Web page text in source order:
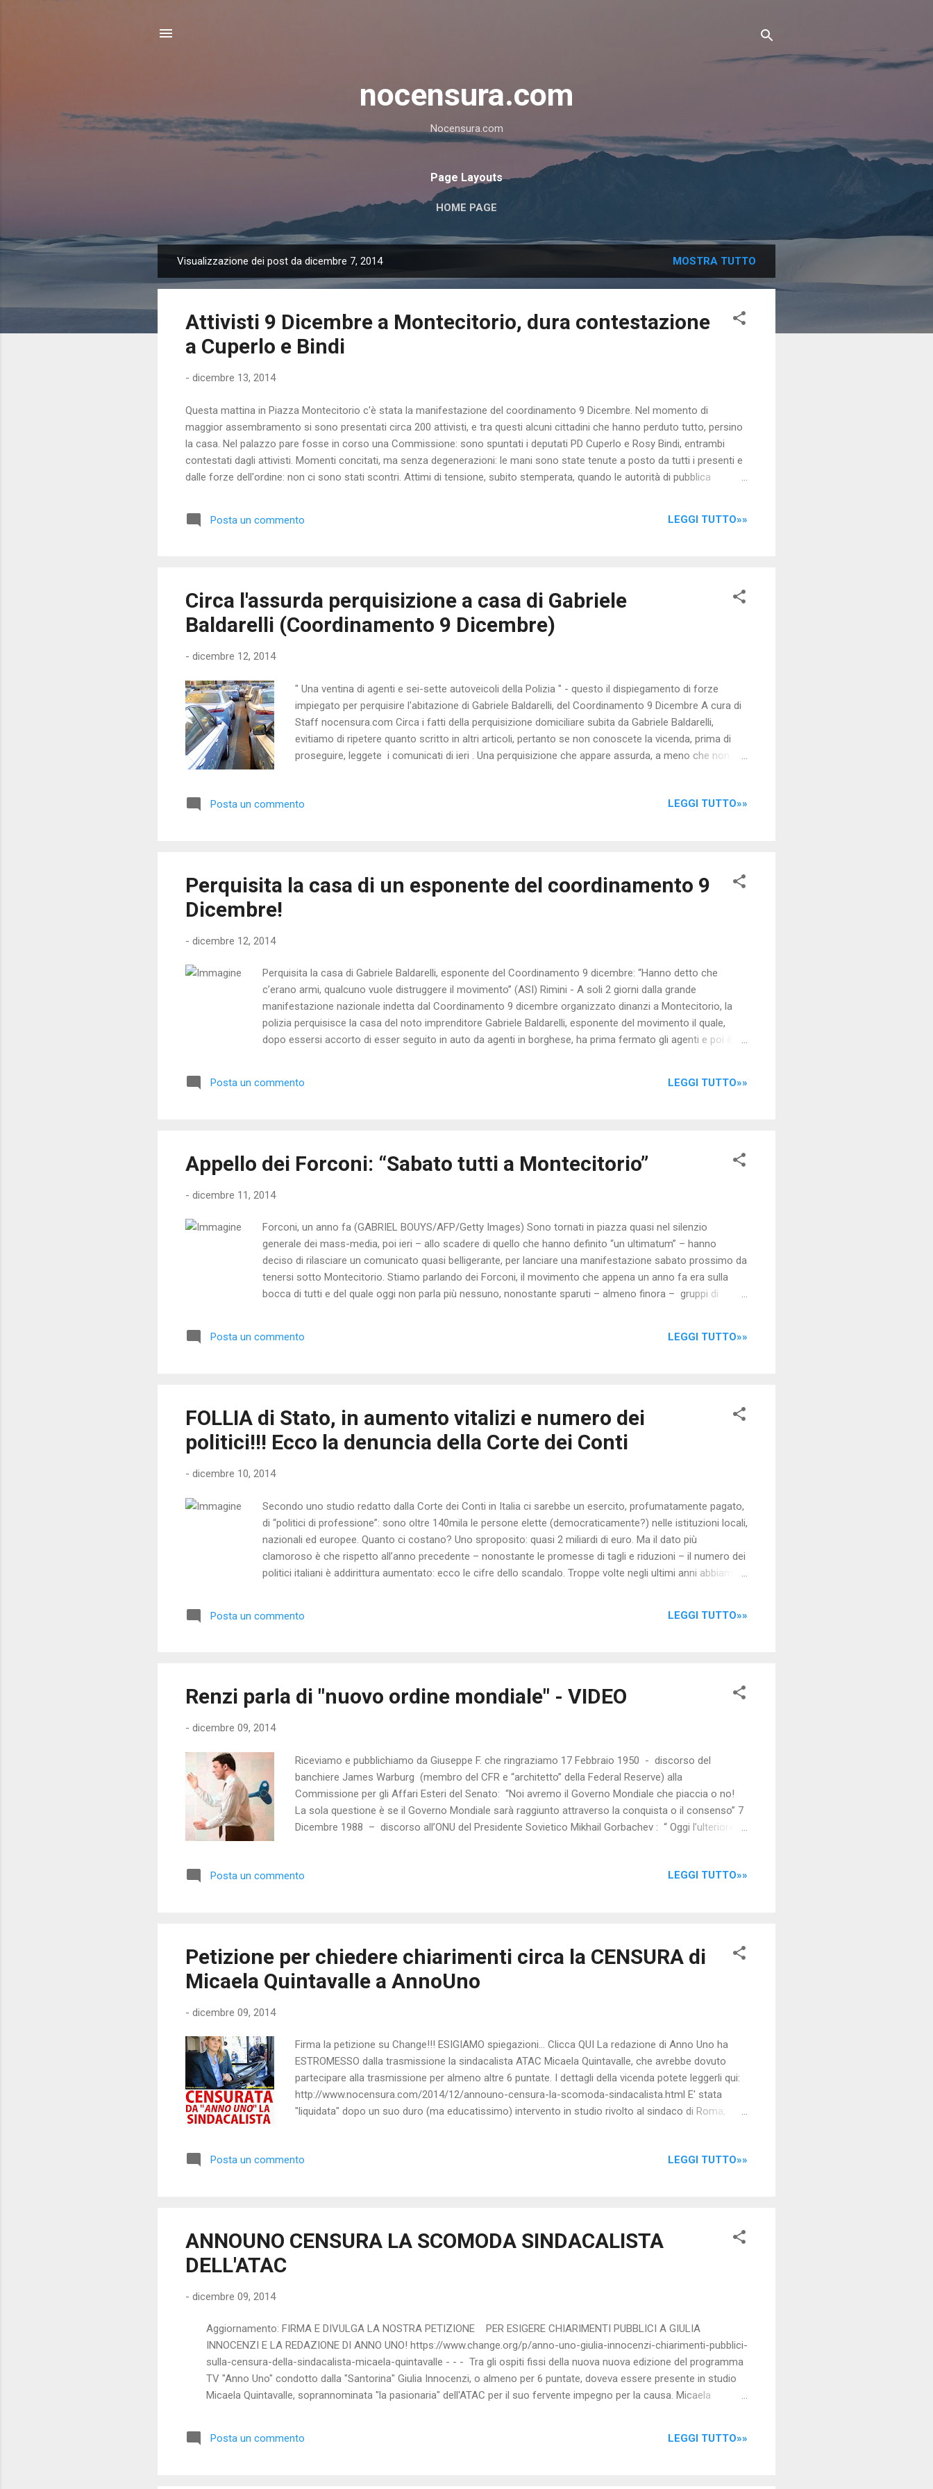
nocensura.com
Nocensura.com
Page Layouts
HOME PAGE
o
Visualizzazione dei post da dicembre 7, 2014 MOSTRA TUTTO
Attivisti 9 Dicembre a Montecitorio, dura contestazione
a Cuperlo e Bindi
- dicembre 13, 2014
Questa mattina in Piazza Montecitorio c'è stata la manifestazione del coordinamento 9 Dicembre. Nel momento di
maggior assembramento si sono presentati circa 200 attivisti, e tra questi alcuni cittadini che hanno perduto tutto, persino
la casa. Nel palazzo pare fosse in corso una Commissione: sono spuntati i deputati PD Cuperlo e Rosy Bindi, entrambi
contestati dagli attivisti. Momenti concitati, ma senza degenerazioni: le mani sono state tenute a posto da tutti i presenti e
dalle forze dell'ordine: non ci sono stati scontri. Attimi di tensione, subito stemperata, quando le autorità di pubblica
hanno dialogato con le forze dell'ordine trovando un accordo per spostare il presidio. Probabilmente dovevano uscire dal
Posta un commento LEGGI TUTTO»»
Circa l'assurda perquisizione a casa di Gabriele
Baldarelli (Coordinamento 9 Dicembre)
- dicembre 12, 2014
" Una ventina di agenti e sei-sette autoveicoli della Polizia " - questo il dispiegamento di forze
impiegato per perquisire l'abitazione di Gabriele Baldarelli, del Coordinamento 9 Dicembre A cura di
Staff nocensura.com Circa i fatti della perquisizione domiciliare subita da Gabriele Baldarelli,
evitiamo di ripetere quanto scritto in altri articoli, pertanto se non conoscete la vicenda, prima di
proseguire, leggete i comunicati di ieri . Una perquisizione che appare assurda, a meno che non
ordine di chi, o sulla base di quali elementi, senza un mandato della magistratura, ( cosa
Posta un commento LEGGI TUTTO»»
Perquisita la casa di un esponente del coordinamento 9
Dicembre!
- dicembre 12, 2014
Perquisita la casa di Gabriele Baldarelli, esponente del Coordinamento 9 dicembre: “Hanno detto che
c’erano armi, qualcuno vuole distruggere il movimento” (ASI) Rimini - A soli 2 giorni dalla grande
manifestazione nazionale indetta dal Coordinamento 9 dicembre organizzato dinanzi a Montecitorio, la
polizia perquisisce la casa del noto imprenditore Gabriele Baldarelli, esponente del movimento il quale,
dopo essersi accorto di esser seguito in auto da agenti in borghese, ha prima fermato gli agenti e poi è
protagonista di questa inquietante vicenda afferma : “ Gli agenti in borghese che mi seguivano in auto
Posta un commento LEGGI TUTTO»»
Appello dei Forconi: “Sabato tutti a Montecitorio”
- dicembre 11, 2014
Forconi, un anno fa (GABRIEL BOUYS/AFP/Getty Images) Sono tornati in piazza quasi nel silenzio
generale dei mass-media, poi ieri – allo scadere di quello che hanno definito “un ultimatum” – hanno
deciso di rilasciare un comunicato quasi belligerante, per lanciare una manifestazione sabato prossimo da
tenersi sotto Montecitorio. Stiamo parlando dei Forconi, il movimento che appena un anno fa era sulla
bocca di tutti e del quale oggi non parla più nessuno, nonostante sparuti – almeno finora – gruppi di
ostaggio della classe politica al potere che deve essere messa da parte per non recare ulteriori danni,
Posta un commento LEGGI TUTTO»»
FOLLIA di Stato, in aumento vitalizi e numero dei
politici!!! Ecco la denuncia della Corte dei Conti
- dicembre 10, 2014
Secondo uno studio redatto dalla Corte dei Conti in Italia ci sarebbe un esercito, profumatamente pagato,
di “politici di professione”: sono oltre 140mila le persone elette (democraticamente?) nelle istituzioni locali,
nazionali ed europee. Quanto ci costano? Uno sproposito: quasi 2 miliardi di euro. Ma il dato più
clamoroso è che rispetto all’anno precedente – nonostante le promesse di tagli e riduzioni – il numero dei
politici italiani è addirittura aumentato: ecco le cifre dello scandalo. Troppe volte negli ultimi anni abbiamo
quanto promesso. Se nel 2013 la Corte dei Conti certificava in 143.936 il numero dei “politici di
Posta un commento LEGGI TUTTO»»
Renzi parla di "nuovo ordine mondiale" - VIDEO
- dicembre 09, 2014
Riceviamo e pubblichiamo da Giuseppe F. che ringraziamo 17 Febbraio 1950 - discorso del
banchiere James Warburg (membro del CFR e “architetto” della Federal Reserve) alla
Commissione per gli Affari Esteri del Senato: “Noi avremo il Governo Mondiale che piaccia o no!
La sola questione è se il Governo Mondiale sarà raggiunto attraverso la conquista o il consenso” 7
Dicembre 1988 – discorso all’ONU del Presidente Sovietico Mikhail Gorbachev : “ Oggi l’ulteriore
del Presidente USA George Bush Senior al Congresso : “ … Non si tratta solo di una piccola
Posta un commento LEGGI TUTTO»»
Petizione per chiedere chiarimenti circa la CENSURA di
Micaela Quintavalle a AnnoUno
- dicembre 09, 2014
Firma la petizione su Change!!! ESIGIAMO spiegazioni... Clicca QUI La redazione di Anno Uno ha
ESTROMESSO dalla trasmissione la sindacalista ATAC Micaela Quintavalle, che avrebbe dovuto
partecipare alla trasmissione per almeno altre 6 puntate. I dettagli della vicenda potete leggerli qui:
http://www.nocensura.com/2014/12/announo-censura-la-scomoda-sindacalista.html E' stata
"liquidata" dopo un suo duro (ma educatissimo) intervento in studio rivolto al sindaco di Roma,
Nocensura.com temiamo che sia stata esclusa perché è una voce LIBERA e non gestibile, a
Posta un commento LEGGI TUTTO»»
ANNOUNO CENSURA LA SCOMODA SINDACALISTA
DELL'ATAC
- dicembre 09, 2014
Aggiornamento: FIRMA E DIVULGA LA NOSTRA PETIZIONE PER ESIGERE CHIARIMENTI PUBBLICI A GIULIA
INNOCENZI E LA REDAZIONE DI ANNO UNO! https://www.change.org/p/anno-uno-giulia-innocenzi-chiarimenti-pubblici-
sulla-censura-della-sindacalista-micaela-quintavalle - - - Tra gli ospiti fissi della nuova nuova edizione del programma
TV "Anno Uno" condotto dalla "Santorina" Giulia Innocenzi, o almeno per 6 puntate, doveva essere presente in studio
Micaela Quintavalle, soprannominata "la pasionaria" dell'ATAC per il suo fervente impegno per la causa. Micaela
autonomo, " Cambia-Menti M410" evidentemente non soddisfatti della rappresentanza affidata alle altre sigle sindacali.
Posta un commento LEGGI TUTTO»»